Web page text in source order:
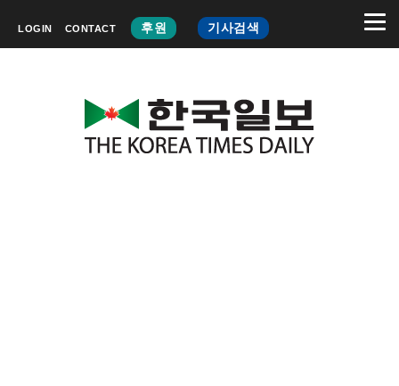
LOGIN CONTACT 후원 기사검색